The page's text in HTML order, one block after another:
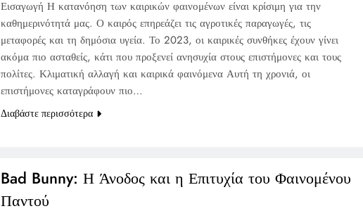
Εισαγωγή Η κατανόηση των καιρικών φαινομένων είναι κρίσιμη για την
καθημερινότητά μας. Ο καιρός επηρεάζει τις αγροτικές παραγωγές, τις
μεταφορές και τη δημόσια υγεία. Το 2023, οι καιρικές συνθήκες έχουν γίνει
ακόμα πιο ασταθείς, κάτι που προξενεί ανησυχία στους επιστήμονες και τους
πολίτες. Κλιματική αλλαγή και καιρικά φαινόμενα Αυτή τη χρονιά, οι
επιστήμονες καταγράφουν πιο…
Διαβάστε περισσότερα
Bad Bunny: Η Άνοδος και η Επιτυχία του Φαινομένου
Παντού